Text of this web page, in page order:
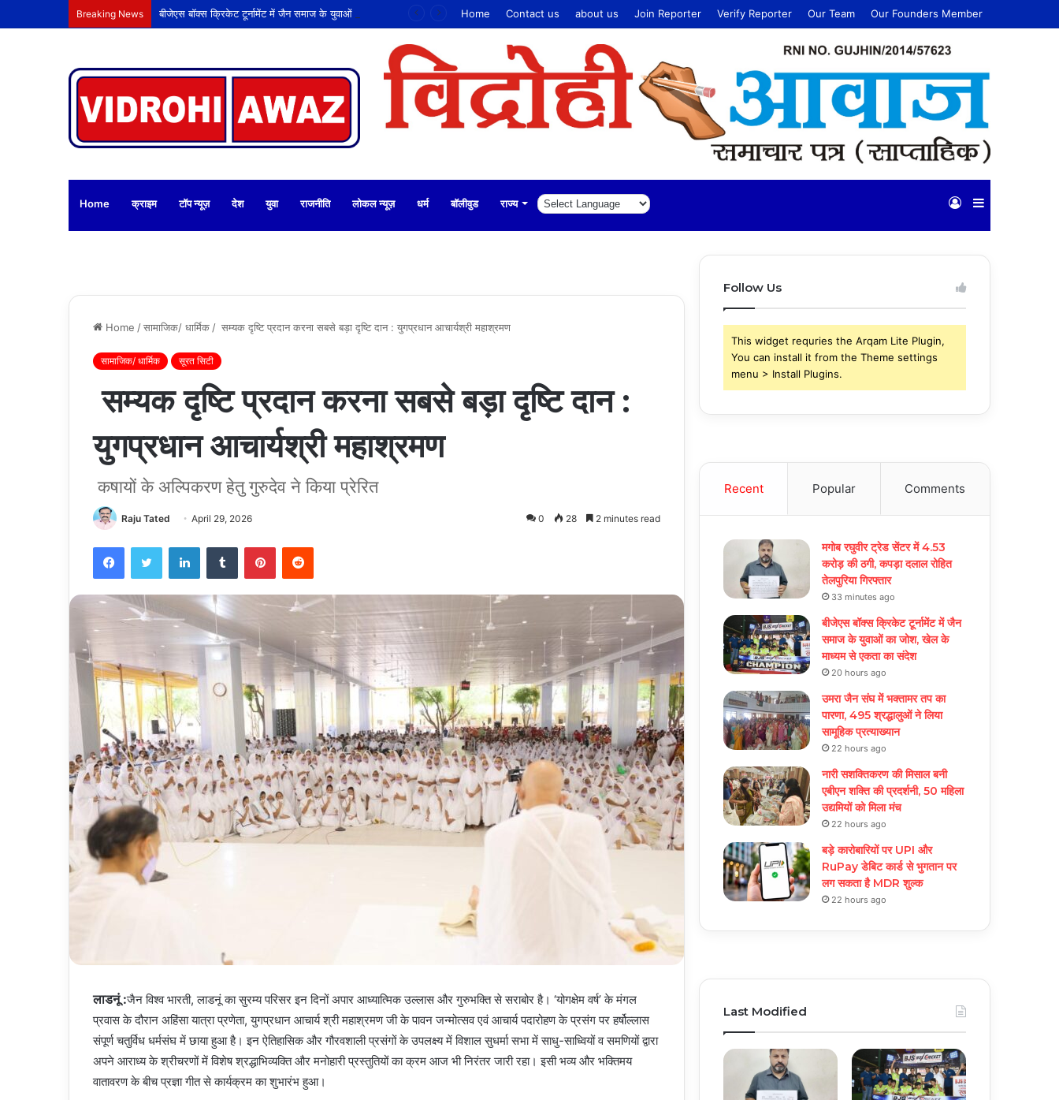
Breaking News Home Contact us about us Join Reporter Verify Reporter Our Team Our Founders Member
Home क्राइम टॉप न्यूज़ देश युवा राजनीति लोकल न्यूज़ धर्म बॉलीवुड राज्य Sidebar
Log
Home /सामाजिक/ धार्मिक/ सम्यक दृष्टि प्रदान करना सबसे बड़ा दृष्टि दान : युगप्रधान आचार्यश्री महाश्रमण
सामाजिक/ धार्मिक सूरत सिटी
सम्यक दृष्टि प्रदान करना सबसे बड़ा दृष्टि दान :
युगप्रधान आचार्यश्री महाश्रमण
कषायों के अल्पिकरण हेतु गुरुदेव ने किया प्रेरित
Raju Tated April 29, 2026 0 28 2 minutes read
FacebookTwitter LinkedInTumblr PinterestReddit
लाडनूं :जैन विश्व भारती, लाडनूं का सुरम्य परिसर इन दिनों अपार आध्यात्मिक उल्लास और गुरुभक्ति से सराबोर है। ‘योगक्षेम वर्ष’ के मंगल
प्रवास के दौरान अहिंसा यात्रा प्रणेता, युगप्रधान आचार्य श्री महाश्रमण जी के पावन जन्मोत्सव एवं आचार्य पदारोहण के प्रसंग पर हर्षोल्लास
संपूर्ण चतुर्विध धर्मसंघ में छाया हुआ है। इन ऐतिहासिक और गौरवशाली प्रसंगों के उपलक्ष्य में विशाल सुधर्मा सभा में साधु-साध्वियों व समणियों द्वारा
अपने आराध्य के श्रीचरणों में विशेष श्रद्धाभिव्यक्ति और मनोहारी प्रस्तुतियों का क्रम आज भी निरंतर जारी रहा। इसी भव्य और भक्तिमय
वातावरण के बीच प्रज्ञा गीत से कार्यक्रम का शुभारंभ हुआ।
Follow Us
This widget requries the Arqam Lite Plugin,
You can install it from the Theme settings
menu > Install Plugins.
Recent Popular Comments
मगोब रघुवीर ट्रेड सेंटर में 4.53
करोड़ की ठगी, कपड़ा दलाल रोहित
तेलपुरिया गिरफ्तार
33 minutes ago
बीजेएस बॉक्स क्रिकेट टूर्नामेंट में जैन
समाज के युवाओं का जोश, खेल के
माध्यम से एकता का संदेश
20 hours ago
उमरा जैन संघ में भक्तामर तप का
पारणा, 495 श्रद्धालुओं ने लिया
सामूहिक प्रत्याख्यान
22 hours ago
नारी सशक्तिकरण की मिसाल बनी
एबीएन शक्ति की प्रदर्शनी, 50 महिला
उद्यमियों को मिला मंच
22 hours ago
बड़े कारोबारियों पर UPI और
RuPay डेबिट कार्ड से भुगतान पर
लग सकता है MDR शुल्क
22 hours ago
Last Modified